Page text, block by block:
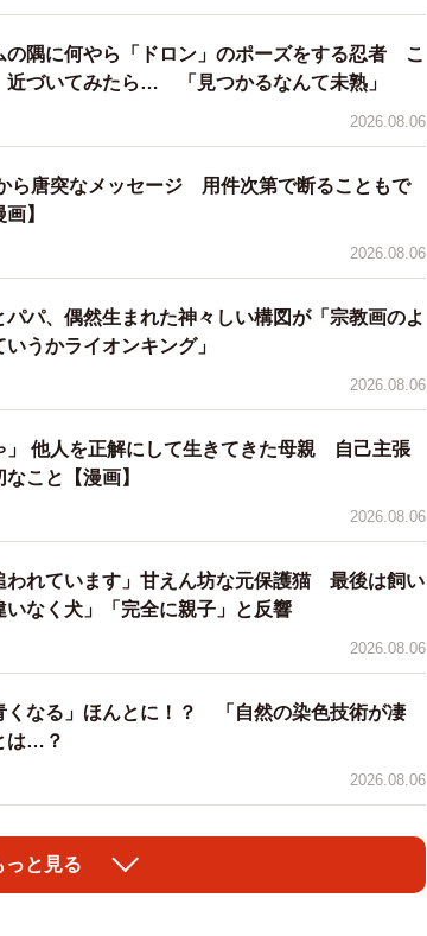
尾の付け根から断尾する手術を受けた（提供写真）
負った猫と脇腹に切り傷を負った子猫の2匹が見
は、1、2歳くらいのキジ白猫（雌）です。長い
した。尻尾はけがの状態が悪かったため、尻尾
は、少しずつ傷口も回復に向かっているそうで
て確認していただきました。皮膚がただれてお
性もあるといわれましたが…やはり確証がない
、尻尾をけがした猫は4匹の子猫を産んで育て
つけた際、子猫たちがいなくなっていまして。
スに襲われてしまったのか。目撃情報もなく、
隅に何やら「ドロン」のポーズをする忍者 こ
づいてみたら… 「見つかるなんて未熟」
2026.08.06
ら唐突なメッセージ 用件次第で断ることもで
】
2026.08.06
パ、偶然生まれた神々しい構図が「宗教画のよ
うかライオンキング」
2026.08.06
」 他人を正解にして生きてきた母親 自己主張
こと【漫画】
2026.08.06
われています」甘えん坊な元保護猫 最後は飼い
なく犬」「完全に親子」と反響
2026.08.06
くなる」ほんとに！？ 「自然の染色技術が凄
は…？
2026.08.06
っと見る